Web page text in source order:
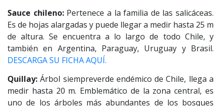
Sauce chileno:Pertenece a la familia de las salicáceas.
Es de hojas alargadas y puede llegar a medir hasta 25 m
de altura. Se encuentra a lo largo de todo Chile, y
también en Argentina, Paraguay, Uruguay y Brasil.
DESCARGA SU FICHA AQUÍ.
Quillay: Árbol siempreverde endémico de Chile, llega a
medir hasta 20 m. Emblemático de la zona central, es
uno de los árboles más abundantes de los bosques